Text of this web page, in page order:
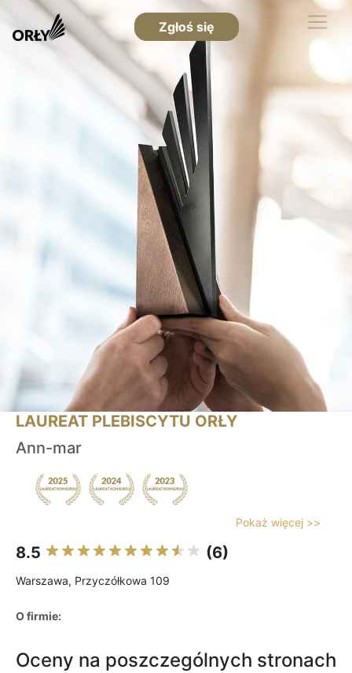
Zgłoś się
LAUREAT PLEBISCYTU ORŁY
Ann-mar
Pokaż więcej >>
8.5 (6)
Warszawa, Przyczółkowa 109
O firmie:
Oceny na poszczególnych stronach